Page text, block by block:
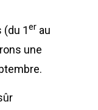
1er au
une